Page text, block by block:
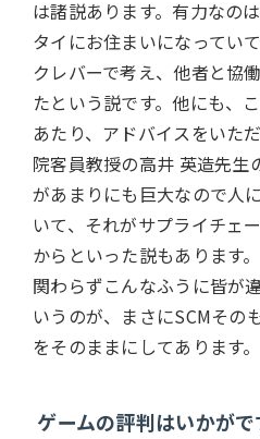
は諸説あります。有力なの
タイにお住まいになってい
クレバーで考え、他者と協
たという説です。他にも、
あたり、アドバイスをいた
院客員教授の高井 英造先生
があまりにも巨大なので人
いて、それがサプライチェ
からといった説もあります
関わらずこんなふうに皆が
いうのが、まさにSCMその
をそのままにしてあります。
ゲームの評判はいかがで